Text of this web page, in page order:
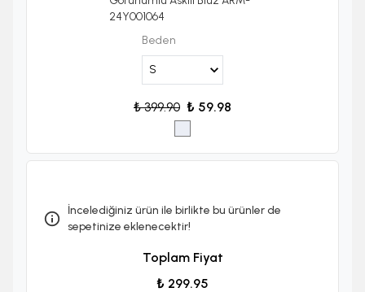
24Y001064
Beden
₺ 399.90 ₺ 59.98
İncelediğiniz ürün ile birlikte bu ürünler de
sepetinize eklenecektir!
Toplam Fiyat
₺ 299.95